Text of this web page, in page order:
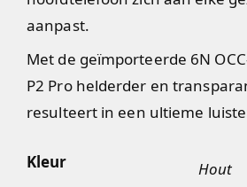
aanpast.
Met de geïmporteerde 6N
P2 Pro helderder en
resulteert in een ultieme
Kleur
Hout